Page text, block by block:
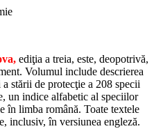
ediţia a treia, este, deopotrivă,
Volumul include descrierea
stării de protecţie a 208 specii
un indice alfabetic al speciilor
în limba română. Toate textele
inclusiv, în versiunea engleză.